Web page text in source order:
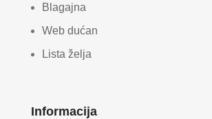
Blagajna
Web dućan
Lista želja
Informacija